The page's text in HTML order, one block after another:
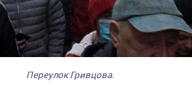
Переулок Гривцова.